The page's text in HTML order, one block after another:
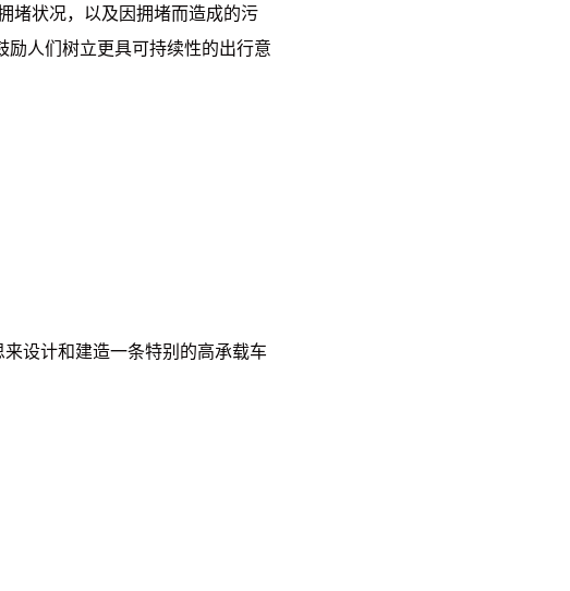
堵状况，以及因拥堵而造成的污
励人们树立更具可持续性的出行意
设计和建造一条特别的高承载车